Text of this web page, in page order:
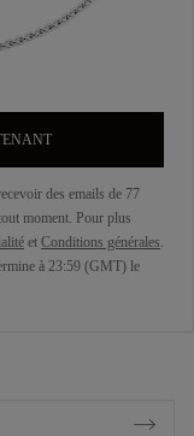
des emails de 77
moment. Pour plus
et Conditions générales.
à 23:59 (GMT) le